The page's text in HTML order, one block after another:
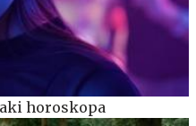
horoskopa